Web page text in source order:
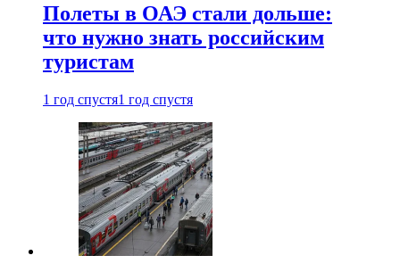
Полеты в ОАЭ стали дольше:
что нужно знать российским
туристам
1 год спустя1 год спустя